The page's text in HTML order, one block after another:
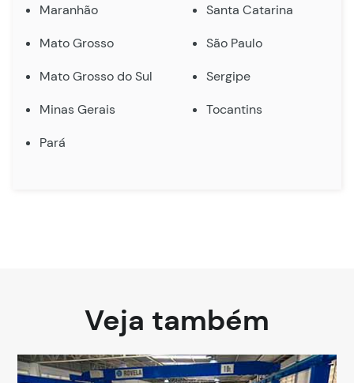
Maranhão
Mato Grosso
Mato Grosso do Sul
Minas Gerais
Pará
Santa Catarina
São Paulo
Sergipe
Tocantins
Veja também